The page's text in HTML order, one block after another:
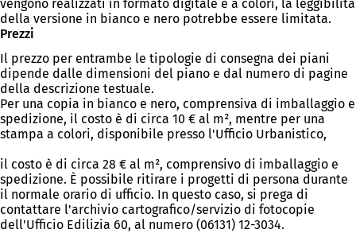
vengono realizzati in formato digitale e a colori, la leggibilità
della versione in bianco e nero potrebbe essere limitata.
Prezzi
Il prezzo per entrambe le tipologie di consegna dei piani
dipende dalle dimensioni del piano e dal numero di pagine
della descrizione testuale.
Per una copia in bianco e nero, comprensiva di imballaggio e
spedizione, il costo è di circa 10 € al m², mentre per una
stampa a colori, disponibile presso l'Ufficio Urbanistico,
il costo è di circa 28 € al m², comprensivo di imballaggio e
spedizione. È possibile ritirare i progetti di persona durante
il normale orario di ufficio. In questo caso, si prega di
contattare l'archivio cartografico/servizio di fotocopie
dell'Ufficio Edilizia 60, al numero (06131) 12-3034.